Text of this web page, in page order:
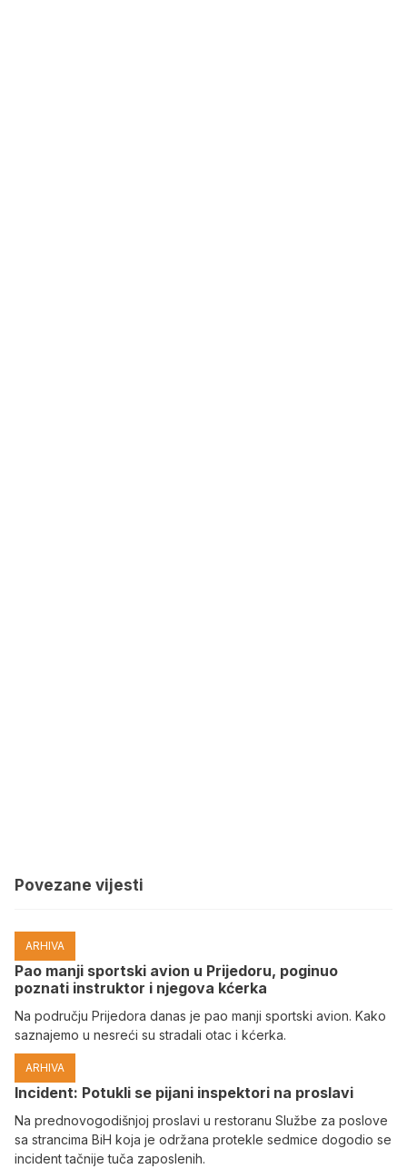
Povezane vijesti
ARHIVA
Pao manji sportski avion u Prijedoru, poginuo
poznati instruktor i njegova kćerka
Na području Prijedora danas je pao manji sportski avion. Kako
saznajemo u nesreći su stradali otac i kćerka.
ARHIVA
Incident: Potukli se pijani inspektori na proslavi
Na prednovogodišnjoj proslavi u restoranu Službe za poslove
sa strancima BiH koja je održana protekle sedmice dogodio se
incident tačnije tuča zaposlenih.